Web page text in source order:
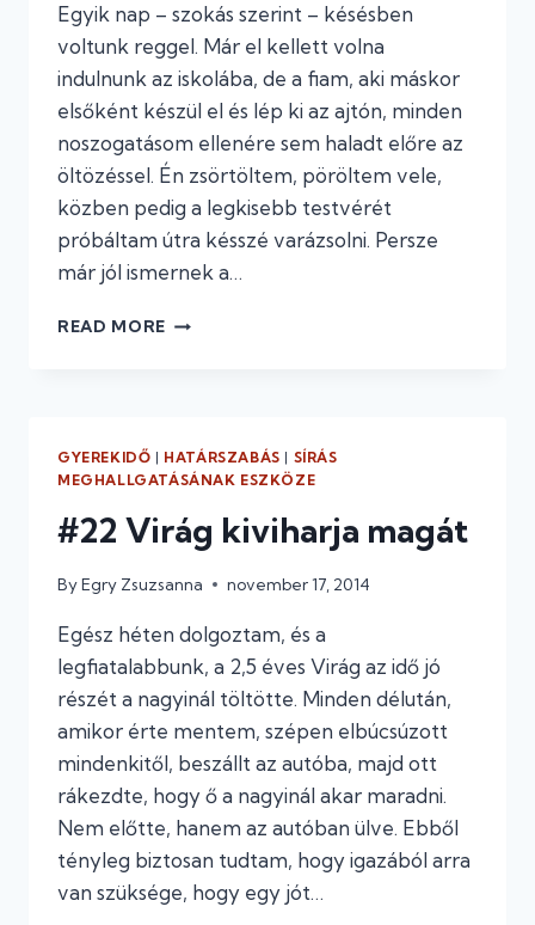
Egyik nap – szokás szerint – késésben
voltunk reggel. Már el kellett volna
indulnunk az iskolába, de a fiam, aki máskor
elsőként készül el és lép ki az ajtón, minden
noszogatásom ellenére sem haladt előre az
öltözéssel. Én zsörtöltem, pöröltem vele,
közben pedig a legkisebb testvérét
próbáltam útra késszé varázsolni. Persze
már jól ismernek a…
READ MORE #23
GYEREKIDŐ | HATÁRSZABÁS | SÍRÁS
MEGHALLGATÁSÁNAK ESZKÖZE
#22 Virág kiviharja magát
ByEgry Zsuzsanna november 17, 2014
Egész héten dolgoztam, és a
legfiatalabbunk, a 2,5 éves Virág az idő jó
részét a nagyinál töltötte. Minden délután,
amikor érte mentem, szépen elbúcsúzott
mindenkitől, beszállt az autóba, majd ott
rákezdte, hogy ő a nagyinál akar maradni.
Nem előtte, hanem az autóban ülve. Ebből
tényleg biztosan tudtam, hogy igazából arra
van szüksége, hogy egy jót…